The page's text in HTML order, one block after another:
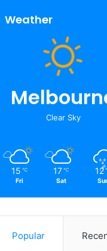
Weather
Clear Sky
15 ℃
Fri
17 ℃
Sat
12
Popular